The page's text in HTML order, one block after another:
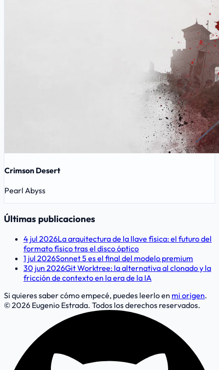
Crimson Desert
Pearl Abyss
Últimas publicaciones
4 jul 2026La arquitectura de la llave física: el futuro del
formato físico tras el disco óptico
1 jul 2026Sonnet 5 es el final del modelo premium
30 jun 2026Git Worktree: la alternativa al clonado y la
fricción de contexto en la era de la IA
Si quieres saber cómo empecé, puedes leerlo en mi origen.
© 2026 Eugenio Estrada. Todos los derechos reservados.